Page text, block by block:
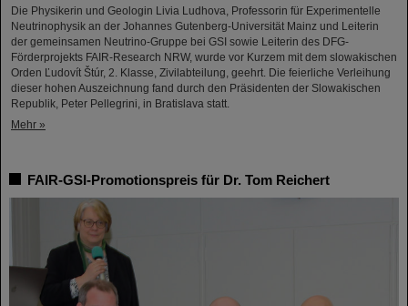
Die Physikerin und Geologin Livia Ludhova, Professorin für Experimentelle
Neutrinophysik an der Johannes Gutenberg-Universität Mainz und Leiterin
der gemeinsamen Neutrino-Gruppe bei GSI sowie Leiterin des DFG-
Förderprojekts FAIR-Research NRW, wurde vor Kurzem mit dem slowakischen
Orden Ľudovít Štúr, 2. Klasse, Zivilabteilung, geehrt. Die feierliche Verleihung
dieser hohen Auszeichnung fand durch den Präsidenten der Slowakischen
Republik, Peter Pellegrini, in Bratislava statt.
Mehr »
FAIR-GSI-Promotionspreis für Dr. Tom Reichert